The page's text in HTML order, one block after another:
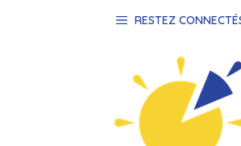
RESTEZ